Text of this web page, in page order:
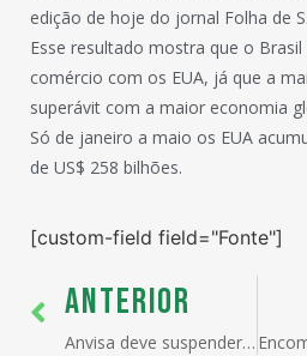
edição de hoje do jornal Folha de
Esse resultado mostra que o
comércio com os EUA, já que a
superávit com a maior economia
Só de janeiro a maio os EUA
de US$ 258 bilhões.
[custom-field field="Fonte"]
ANTERIOR
Anvisa deve suspender resolução sobre propaganda em alimentos e bebidas, diz AGU